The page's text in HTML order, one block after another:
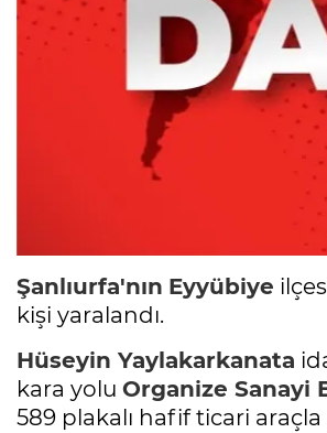
Şanlıurfa'nın Eyyübiye
kişi yaralandı.
Hüseyin Yaylakarkanata
kara yolu Organize Sanayi
589 plakalı hafif ticari araçla